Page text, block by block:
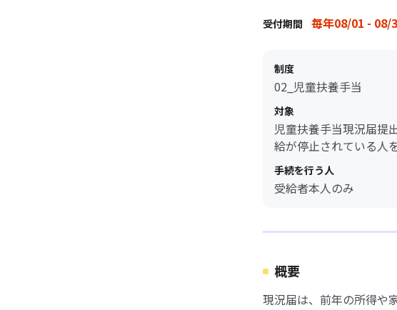
受付期間 毎年08/01 - 08/
制度
02_児童扶養手当
対象
児童扶養手当現況届提
給が停止されている人
手続を行う人
受給者本人のみ
概要
現況届は、前年の所得や